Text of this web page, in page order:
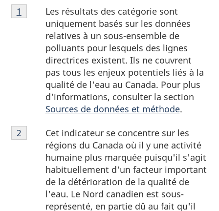
Notes
de
Les résultats des catégorie sont
uniquement basés sur les données
relatives à un sous-ensemble de
polluants pour lesquels des lignes
directrices existent. Ils ne couvrent
pas tous les enjeux potentiels liés à la
qualité de l'eau au Canada. Pour plus
d'informations, consulter la section
Sources de données et méthode.
Retour à la référence de la note de bas de page
1
Notes
de
Cet indicateur se concentre sur les
régions du Canada où il y une activité
humaine plus marquée puisqu'il s'agit
habituellement d'un facteur important
de la détérioration de la qualité de
l'eau. Le Nord canadien est sous-
représenté, en partie dû au fait qu'il
Retour à la référence de la note de bas de page
2